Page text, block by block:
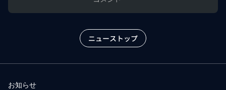
ニューストップ
お知らせ